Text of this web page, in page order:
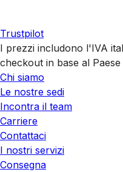
Trustpilot
I prezzi includono l'IVA
checkout in base al Paese
Chi siamo
Le nostre sedi
Incontra il team
Carriere
Contattaci
I nostri servizi
Consegna